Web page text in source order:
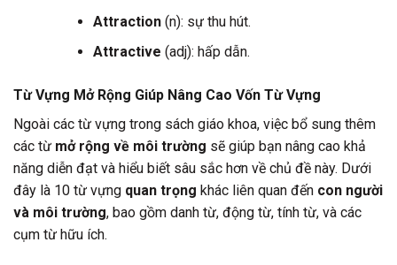
Attraction(n): sự thu hút.
Attractive (adj): hấp dẫn.
Từ Vựng Mở Rộng Giúp Nâng Cao Vốn Từ Vựng
Ngoài các từ vựng trong sách giáo khoa, việc bổ sung thêm
các từ mở rộng về môi trường sẽ giúp bạn nâng cao khả
năng diễn đạt và hiểu biết sâu sắc hơn về chủ đề này. Dưới
đây là 10 từ vựng quan trọng khác liên quan đến con người
và môi trường, bao gồm danh từ, động từ, tính từ, và các
cụm từ hữu ích.